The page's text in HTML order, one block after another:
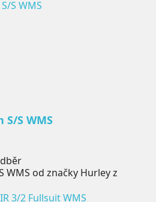
S/S WMS
WMS od značky Hurley z